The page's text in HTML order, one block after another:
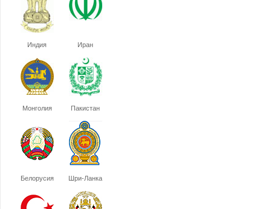
Индия Иран
Монголия Пакистан
Белорусия Шри-Ланка